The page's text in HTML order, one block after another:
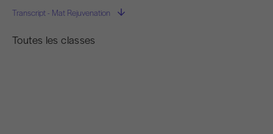
Transcript - Mat Rejuvenation
Toutes les classes